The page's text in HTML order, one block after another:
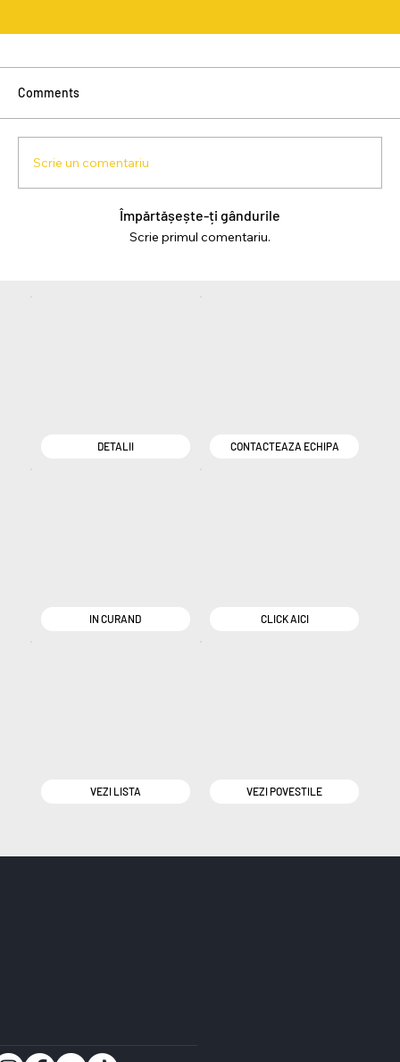
Comments
Scrie un comentariu
Împărtășește-ți gândurile
Scrie primul comentariu.
DETALII CONTACTEAZA ECHIPA
IN CURAND CLICK AICI
VEZI LISTA VEZI POVESTILE